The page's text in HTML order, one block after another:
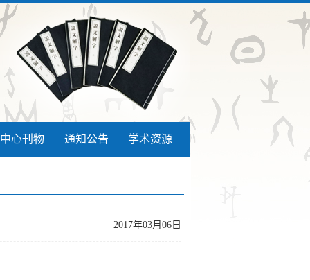
中心刊物 通知公告 学术资源
2017年03月06日